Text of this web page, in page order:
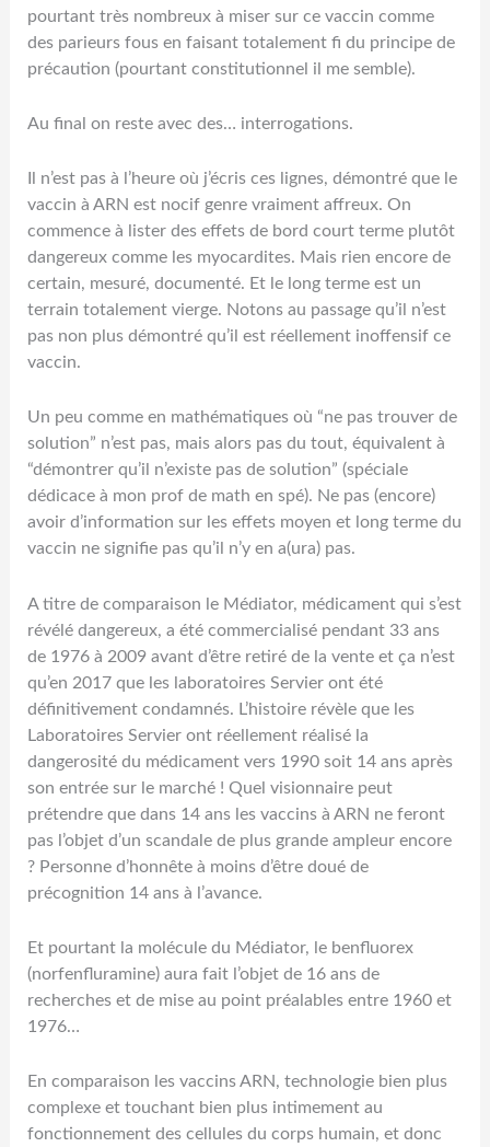
pourtant très nombreux à miser sur ce vaccin comme
des parieurs fous en faisant totalement fi du principe de
précaution (pourtant constitutionnel il me semble).
Au final on reste avec des… interrogations.
Il n’est pas à l’heure où j’écris ces lignes,démontré que le
vaccin à ARN est nocif genre vraiment affreux. On
commence à lister des effets de bord court terme plutôt
dangereux comme les myocardites. Mais rien encore de
certain, mesuré, documenté. Et le long terme est un
terrain totalement vierge. Notons au passage qu’il n’est
pas non plus démontré qu’il est réellement inoffensif ce
vaccin.
Un peu comme en mathématiques où “ne pas trouver de
solution” n’est pas, mais alors pas du tout, équivalent à
“démontrer qu’il n’existe pas de solution” (spéciale
dédicace à mon prof de math en spé). Ne pas (encore)
avoir d’information sur les effets moyen et long terme du
vaccin ne signifie pas qu’il n’y en a(ura) pas.
A titre de comparaison le Médiator, médicament qui s’est
révélé dangereux, a été commercialisé pendant 33 ans
de 1976 à 2009 avant d’être retiré de la vente et ça n’est
qu’en 2017 que les laboratoires Servier ont été
définitivement condamnés. L’histoire révèle que les
Laboratoires Servier ont réellement réalisé la
dangerosité du médicament vers 1990 soit 14 ans après
son entrée sur le marché ! Quel visionnaire peut
prétendre que dans 14 ans les vaccins à ARN ne feront
pas l’objet d’un scandale de plus grande ampleur encore
? Personne d’honnête à moins d’être doué de
précognition 14 ans à l’avance.
Et pourtant la molécule du Médiator, le benfluorex
(norfenfluramine) aura fait l’objet de 16 ans de
recherches et de mise au point préalables entre 1960 et
1976…
En comparaison les vaccins ARN, technologie bien plus
complexe et touchant bien plus intimement au
fonctionnement des cellules du corps humain, et donc